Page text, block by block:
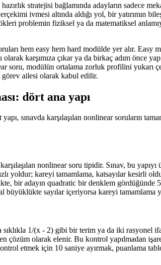
stratejisi bağlamında adayların sadece
ivmesi altında aldığı yol, bir yatırımın
problemin fiziksel ya da matematiksel
hem easy hem hard modülde yer alır. Easy
karşımıza çıkar ya da birkaç adım önce
soru, modülün ortalama zorluk profilini yukarı
ailesi olarak kabul edilir.
dört ana yapı
sınavda karşılaşılan nonlinear soruların
nonlinear soru tipidir. Sınav, bu
yoldur; kareyi tamamlama, katsayılar kesirli
bir adayın quadratic bir denklem gördüğünde
büyüklükte sayılar içeriyorsa kareyi tamamlama
1/(x - 2) gibi bir terim ya da iki rasyonel
çözüm olarak elenir. Bu kontrol yapılmadan
etmek için 10 saniye ayırmak, puanlama